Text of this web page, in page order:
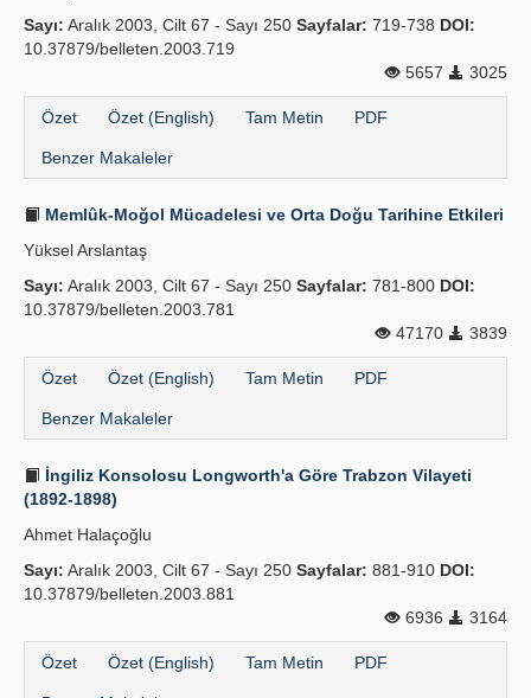
Sayı: Aralık 2003, Cilt 67 - Sayı 250 Sayfalar: 719-738 DOI:
10.37879/belleten.2003.719
5657
3025
Özet Özet (English) Tam Metin PDF
Benzer Makaleler
Memlûk-Moğol Mücadelesi ve Orta Doğu Tarihine Etkileri
Yüksel Arslantaş
Sayı: Aralık 2003, Cilt 67 - Sayı 250 Sayfalar: 781-800 DOI:
10.37879/belleten.2003.781
47170
3839
Özet Özet (English) Tam Metin PDF
Benzer Makaleler
İngiliz Konsolosu Longworth'a Göre Trabzon Vilayeti
(1892-1898)
Ahmet Halaçoğlu
Sayı: Aralık 2003, Cilt 67 - Sayı 250 Sayfalar: 881-910 DOI:
10.37879/belleten.2003.881
6936
3164
Özet Özet (English) Tam Metin PDF